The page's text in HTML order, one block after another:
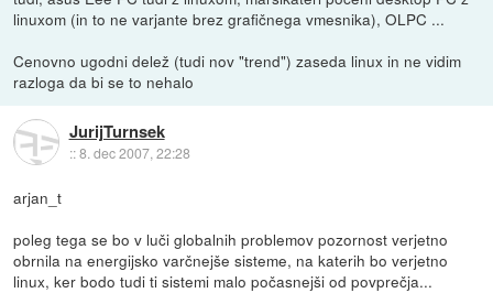
linuxom (in to ne varjante brez grafičnega vmesnika), OLPC ...
Cenovno ugodni delež (tudi nov "trend") zaseda linux in ne vidim
razloga da bi se to nehalo
JurijTurnsek
::8. dec 2007, 22:28
arjan_t
poleg tega se bo v luči globalnih problemov pozornost verjetno
obrnila na energijsko varčnejše sisteme, na katerih bo verjetno
linux, ker bodo tudi ti sistemi malo počasnejši od povprečja...